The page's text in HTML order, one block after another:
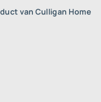
van Culligan Home